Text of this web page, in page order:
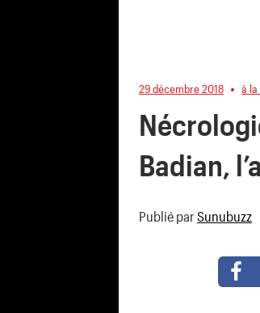
29 décembre 2018 à la
Badian,
Publié par Sunubuzz